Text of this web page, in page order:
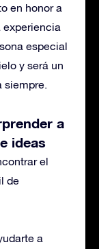
en honor a
experiencia
especial
y será un
siempre.
a
ideas
el
de
a